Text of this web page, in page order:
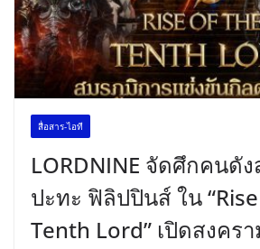
สื่อสาร-ไอที
LORDNINE จัดศึกคนดัง
ปะทะ ฟิลิปปินส์ ใน
Tenth Lord” เปิดสงคร